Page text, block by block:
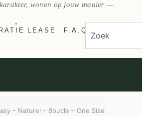
wonen op jouw manier —
◆
LEASE F.A.Q
– Naturel – Boucle – One Size